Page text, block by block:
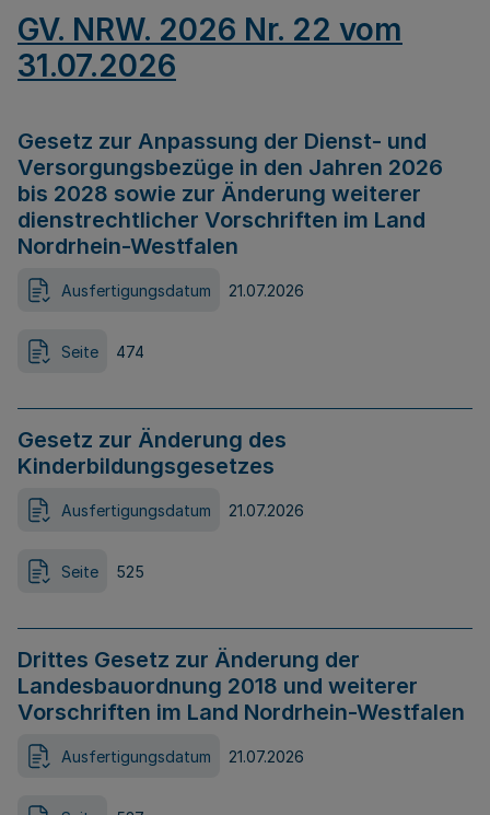
GV. NRW. 2026 Nr. 22 vom
31.07.2026
Gesetz zur Anpassung der Dienst- und
Versorgungsbezüge in den Jahren 2026
bis 2028 sowie zur Änderung weiterer
dienstrechtlicher Vorschriften im Land
Nordrhein-Westfalen
Ausfertigungsdatum 21.07.2026
Seite 474
Gesetz zur Änderung des
Kinderbildungsgesetzes
Ausfertigungsdatum 21.07.2026
Seite 525
Drittes Gesetz zur Änderung der
Landesbauordnung 2018 und weiterer
Vorschriften im Land Nordrhein-Westfalen
Ausfertigungsdatum 21.07.2026